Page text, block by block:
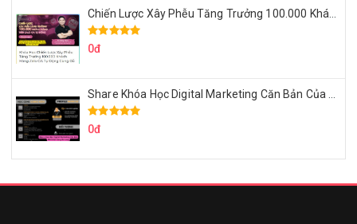
Chiến Lược Xây Phễu Tăng Trưởng 100.000 Khách Hàng Zalo OA Tự Động
0đ
Share Khóa Học Digital Marketing Căn Bản Của Mr.Long
0đ